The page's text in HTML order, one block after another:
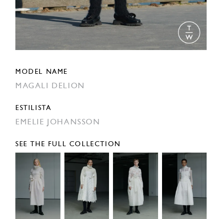
MODEL NAME
MAGALI DELION
ESTILISTA
EMELIE JOHANSSON
SEE THE FULL COLLECTION